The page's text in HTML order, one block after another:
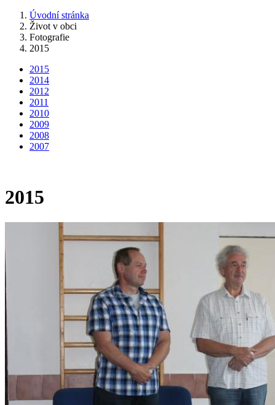
Úvodní stránka
Život v obci
Fotografie
2015
2015
2014
2012
2011
2010
2009
2008
2007
2015